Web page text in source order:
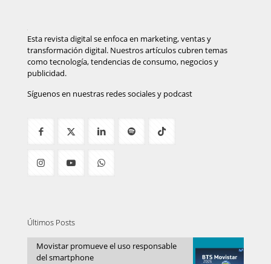
Esta revista digital se enfoca en marketing, ventas y
transformación digital. Nuestros artículos cubren temas
como tecnología, tendencias de consumo, negocios y
publicidad.
Síguenos en nuestras redes sociales y podcast
Últimos Posts
Movistar promueve el uso responsable
del smartphone